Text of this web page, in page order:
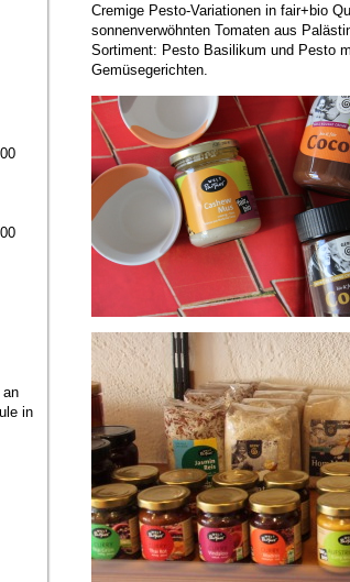
an
in
Cremige Pesto-Variationen in fair+bio
sonnenverwöhnten Tomaten aus
Sortiment: Pesto Basilikum und Pesto
Gemüsegerichten.